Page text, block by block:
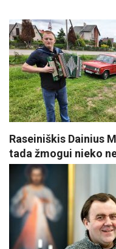
Raseiniškis Dainius
tada žmogui nieko